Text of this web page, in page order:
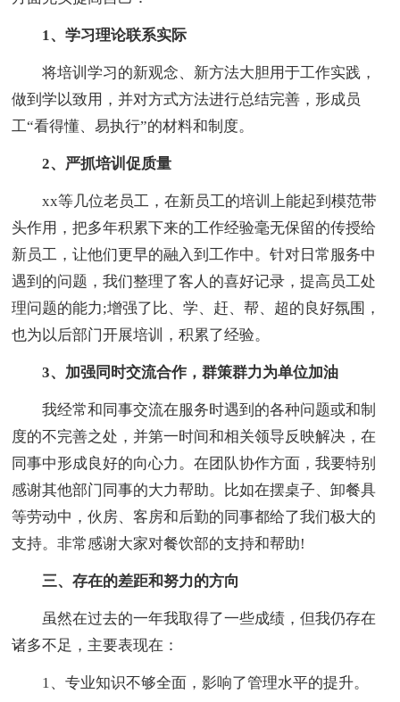
1、学习理论联系实际
将培训学习的新观念、新方法大胆用于工作实践，
做到学以致用，并对方式方法进行总结完善，形成员
工“看得懂、易执行”的材料和制度。
2、严抓培训促质量
xx等几位老员工，在新员工的培训上能起到模范带
头作用，把多年积累下来的工作经验毫无保留的传授给
新员工，让他们更早的融入到工作中。针对日常服务中
遇到的问题，我们整理了客人的喜好记录，提高员工处
理问题的能力;增强了比、学、赶、帮、超的良好氛围，
也为以后部门开展培训，积累了经验。
3、加强同时交流合作，群策群力为单位加油
我经常和同事交流在服务时遇到的各种问题或和制
度的不完善之处，并第一时间和相关领导反映解决，在
同事中形成良好的向心力。在团队协作方面，我要特别
感谢其他部门同事的大力帮助。比如在摆桌子、卸餐具
等劳动中，伙房、客房和后勤的同事都给了我们极大的
支持。非常感谢大家对餐饮部的支持和帮助!
三、存在的差距和努力的方向
虽然在过去的一年我取得了一些成绩，但我仍存在
诸多不足，主要表现在：
1、专业知识不够全面，影响了管理水平的提升。